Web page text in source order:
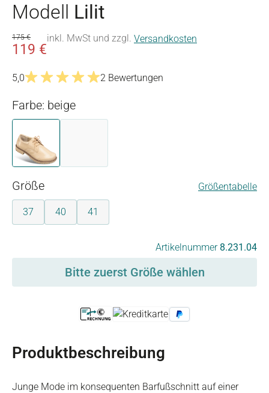
Modell Lilit
119 €
175 € inkl. MwSt und zzgl. Versandkosten
5,0
2 Bewertungen
Farbe: beige
beige
Größeauswählen Größentabelle
37 40 41
Artikelnummer 8.231.04
Bitte zuerst Größe wählen
Produktbeschreibung
Junge Mode im konsequenten Barfußschnitt auf einer